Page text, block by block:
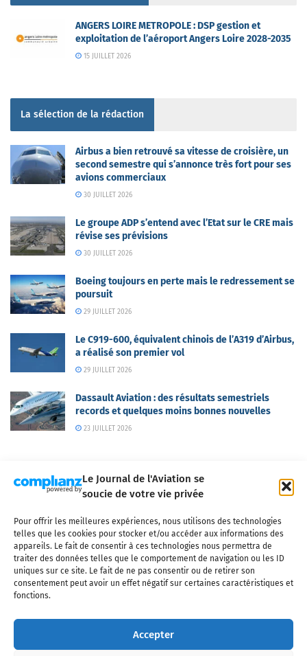
Le Journal de l'Aviation se
soucie de votre vie privée
Pour offrir les meilleures expériences, nous utilisons des technologies
telles que les cookies pour stocker et/ou accéder aux informations des
appareils. Le fait de consentir à ces technologies nous permettra de
traiter des données telles que le comportement de navigation ou les ID
uniques sur ce site. Le fait de ne pas consentir ou de retirer son
consentement peut avoir un effet négatif sur certaines caractéristiques et
fonctions.
Accepter
ANGERS LOIRE METROPOLE : DSP gestion et
exploitation de l’aéroport Angers Loire 2028-2035
15 JUILLET 2026
La sélection de la rédaction
Airbus a bien retrouvé sa vitesse de croisière, un
second semestre qui s’annonce très fort pour ses
avions commerciaux
30 JUILLET 2026
Le groupe ADP s’entend avec l’Etat sur le CRE mais
révise ses prévisions
30 JUILLET 2026
Boeing toujours en perte mais le redressement se
poursuit
29 JUILLET 2026
Le C919-600, équivalent chinois de l’A319 d’Airbus,
a réalisé son premier vol
29 JUILLET 2026
Dassault Aviation : des résultats semestriels
records et quelques moins bonnes nouvelles
23 JUILLET 2026
Qui sommes-nous ? Nous contacter
Partenaires
Mentions légales
CGV Politique de confidentialité Cookies
l'industrie aéronautique, l'aviation commerciale, l'aviation d'affaires, les